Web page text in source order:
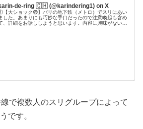
de-ring 🇨🇭 (@karindering1) on X
【大ショック😨】パリの地下鉄（メトロ）でスリにあい
した。あまりにも巧妙な手口だったので注意喚起も含め
、詳細をお話ししようと思います。内容に興味がない方
で複数人のスリグループによって
です。